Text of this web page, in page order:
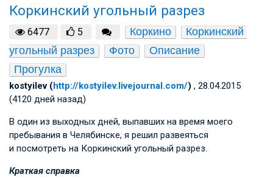
Коркинский угольный разрез
6477 5 Коркино
Коркинский
угольный разрез
Фото
Описание
Прогулка
kostyilev (http://kostyilev.livejournal.com/) , 28.04.2015
(4120 дней назад)
В один из выходных дней, выпавших на время моего
пребывания в Челябинске, я решил развеяться
и посмотреть на Коркинский угольный разрез.
Краткая справка